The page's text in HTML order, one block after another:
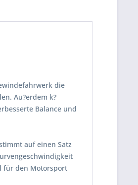
die
Au?erdem k?
Balance und
auf einen Satz
für den Motorsport